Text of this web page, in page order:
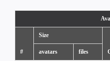
#
Size
avatars files